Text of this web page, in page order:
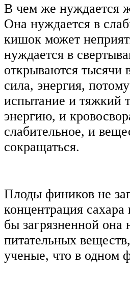
В чем же нуждается
Она нуждается в
кишок может
нуждается в
открываются
сила, энергия,
испытание и тяжкий
энергию, и
слабительное, и
сокращаться.
Плоды фиников не
концентрация
бы загрязненной
питательных
ученые, что в одном